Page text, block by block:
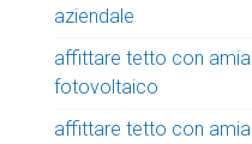
aziendale
affittare tetto con
fotovoltaico
affittare tetto con